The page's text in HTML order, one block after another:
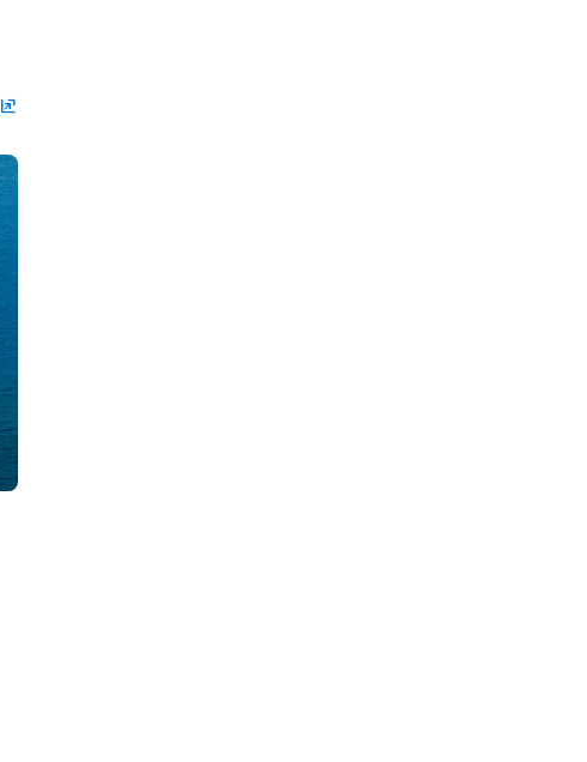
ungroup